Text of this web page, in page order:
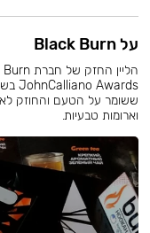
על Black Burn
וארומות טבעיות.